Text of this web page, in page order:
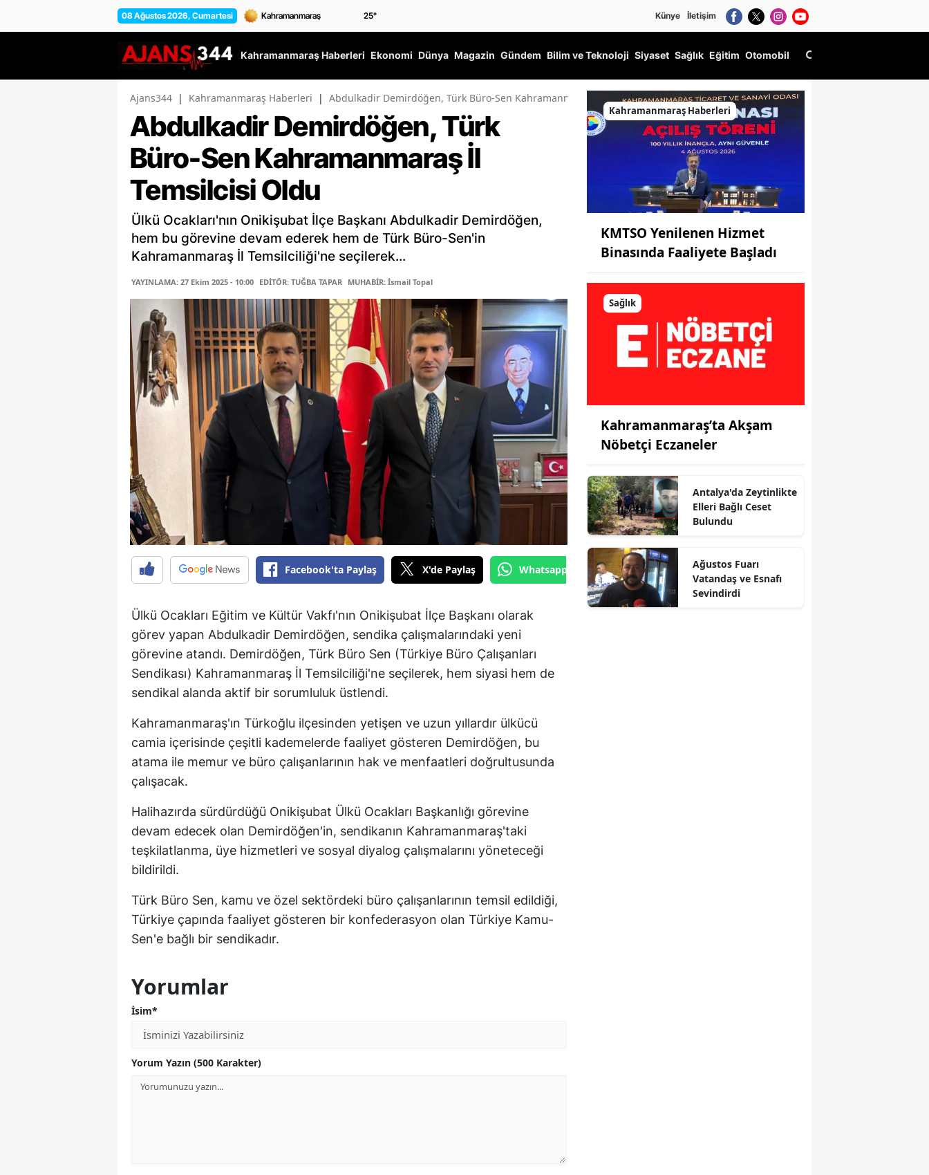
08 Ağustos 2026, Cumartesi 25° Künye İletişim
Kahramanmaraş Haberleri Ekonomi Dünya Magazin Gündem Bilim ve Teknoloji Siyaset Sağlık Eğitim Otomobil
Ajans344 | Kahramanmaraş Haberleri | Abdulkadir Demirdöğen, Türk Büro-Sen Kahramanmaraş İl Temsilcisi Oldu
Abdulkadir Demirdöğen, Türk
Büro-Sen Kahramanmaraş İl
Temsilcisi Oldu
Ülkü Ocakları'nın Onikişubat İlçe Başkanı Abdulkadir Demirdöğen,
hem bu görevine devam ederek hem de Türk Büro-Sen'in
Kahramanmaraş İl Temsilciliği'ne seçilerek...
YAYINLAMA: 27 Ekim 2025 - 10:00 EDİTÖR: TUĞBA TAPAR MUHABİR: İsmail Topal
Facebook'ta Paylaş X'de Paylaş Whatsapp'tan Gönder
Ülkü Ocakları Eğitim ve Kültür Vakfı'nın Onikişubat İlçe Başkanı olarak
görev yapan Abdulkadir Demirdöğen, sendika çalışmalarındaki yeni
görevine atandı. Demirdöğen, Türk Büro Sen (Türkiye Büro Çalışanları
Sendikası) Kahramanmaraş İl Temsilciliği'ne seçilerek, hem siyasi hem de
sendikal alanda aktif bir sorumluluk üstlendi.
Kahramanmaraş'ın Türkoğlu ilçesinden yetişen ve uzun yıllardır ülkücü
camia içerisinde çeşitli kademelerde faaliyet gösteren Demirdöğen, bu
atama ile memur ve büro çalışanlarının hak ve menfaatleri doğrultusunda
çalışacak.
Halihazırda sürdürdüğü Onikişubat Ülkü Ocakları Başkanlığı görevine
devam edecek olan Demirdöğen'in, sendikanın Kahramanmaraş'taki
teşkilatlanma, üye hizmetleri ve sosyal diyalog çalışmalarını yöneteceği
bildirildi.
Türk Büro Sen, kamu ve özel sektördeki büro çalışanlarının temsil edildiği,
Türkiye çapında faaliyet gösteren bir konfederasyon olan Türkiye Kamu-
Sen'e bağlı bir sendikadır.
Yorumlar
İsim*
Yorum Yazın (500 Karakter)
Kahramanmaraş Haberleri
KMTSO Yenilenen Hizmet
Binasında Faaliyete Başladı
Sağlık
Kahramanmaraş’ta Akşam
Nöbetçi Eczaneler
Antalya'da Zeytinlikte
Elleri Bağlı Ceset
Bulundu
Ağustos Fuarı
Vatandaş ve Esnafı
Sevindirdi